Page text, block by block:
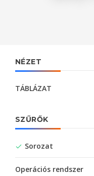
NÉZET
TÁBLÁZAT
SZŰRŐK
Sorozat
Operációs rendszer